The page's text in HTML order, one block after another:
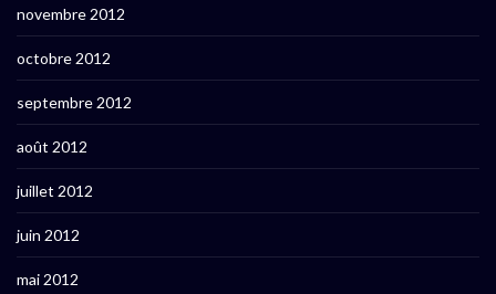
novembre 2012
octobre 2012
septembre 2012
août 2012
juillet 2012
juin 2012
mai 2012